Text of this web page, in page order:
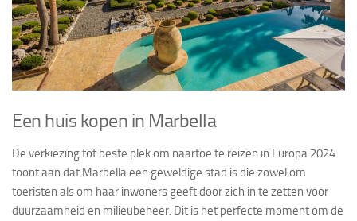
Een huis kopen in Marbella
De verkiezing tot beste plek om naartoe te reizen in Europa 2024
toont aan dat Marbella een geweldige stad is die zowel om
toeristen als om haar inwoners geeft door zich in te zetten voor
duurzaamheid en milieubeheer. Dit is het perfecte moment om de